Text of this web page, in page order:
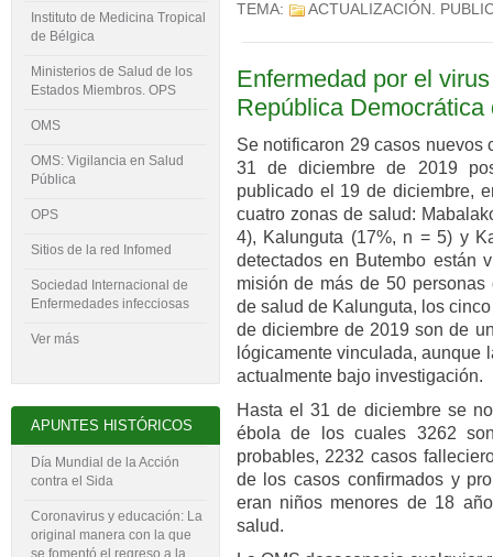
TEMA: ACTUALIZACIÓN .
Enfermedad por el
República Demo­crática
Se notificaron 29 casos nuevos
31 de diciembre de 2019
publicado el 19 de diciembre,
cuatro zonas de salud:
4), Kalunguta (17%, n = 5) y
detectados en Butembo están
misión de más de 50
de salud de Kalunguta, los
de diciembre de 2019 son de
lógicamente vinculada, aunque
actualmente bajo investigación.
Hasta el 31 de diciembre se
ébo­la de los cuales 3262
probables, 2232 casos
de los casos confirmados y
eran ni­ños menores de 18
salud.
Instituto de Medicina Tropical
de Bélgica
Ministerios de Salud de los
Estados Miembros. OPS
OMS
OMS: Vigilancia en Salud
Pública
OPS
Sitios de la red Infomed
Sociedad Internacional de
Enfermedades infecciosas
Ver más
APUNTES HISTÓRICOS
Día Mundial de la Acción
contra el Sida
Coronavirus y educación: La
original manera con la que
se fomentó el regreso a la